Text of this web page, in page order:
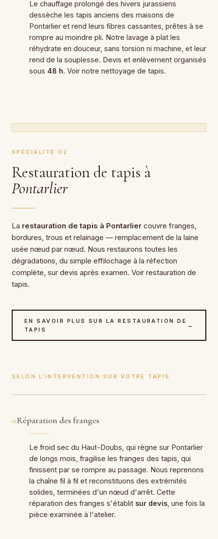
Le chauffage prolongé des hivers jurassiens
dessèche les tapis anciens des maisons de
Pontarlier et rend leurs fibres cassantes, prêtes à se
rompre au moindre pli. Notre lavage à plat les
réhydrate en douceur, sans torsion ni machine, et leur
rend de la souplesse. Devis et enlèvement organisés
sous 48 h. Voir notre nettoyage de tapis.
SPÉCIALITÉ 02
Restauration de tapis à
Pontarlier
La restauration de tapis à Pontarlier couvre franges,
bordures, trous et relainage — remplacement de la laine
usée nœud par nœud. Nous restaurons toutes les
dégradations, du simple effilochage à la réfection
complète, sur devis après examen. Voir restauration de
tapis.
EN SAVOIR PLUS SUR LA RESTAURATION DE
TAPIS
→
SELON L'INTERVENTION SUR VOTRE TAPIS
01Réparation des franges
Le froid sec du Haut-Doubs, qui règne sur Pontarlier
de longs mois, fragilise les franges des tapis, qui
finissent par se rompre au passage. Nous reprenons
la chaîne fil à fil et reconstituons des extrémités
solides, terminées d'un nœud d'arrêt. Cette
réparation des franges s'établit sur devis , une fois la
pièce examinée à l'atelier.